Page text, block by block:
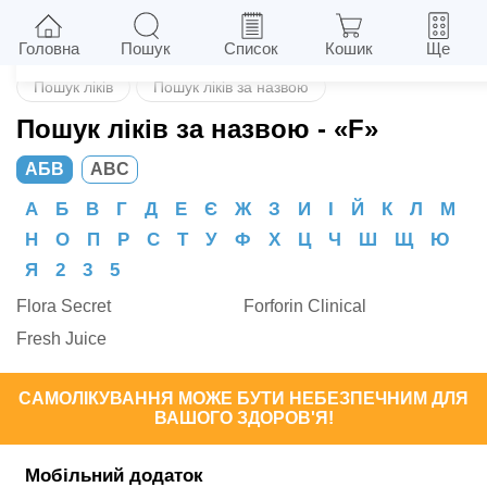
Назад
Пошук ліків Пошук ліків за назвою
Пошук ліків за назвою - «F»
АБВ ABC
А Б В Г Д Е Є Ж З И І Й К Л
М
Н
О П Р С Т У Ф Х Ц Ч Ш Щ
Ю
Я
2 3 5
Flora Secret
Forforin Clinical
Fresh Juice
САМОЛІКУВАННЯ МОЖЕ БУТИ НЕБЕЗПЕЧНИМ ДЛЯ
ВАШОГО ЗДОРОВ'Я!
Мобільний додаток
Головна Пошук Список Кошик Ще